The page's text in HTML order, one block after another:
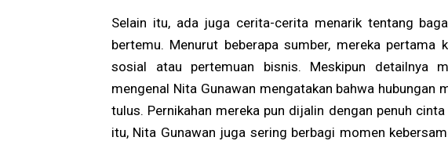
Selain itu, ada juga cerita-cerita menarik tentang
bertemu. Menurut beberapa sumber, mereka pertama
sosial atau pertemuan bisnis. Meskipun detailnya
mengenal Nita Gunawan mengatakan bahwa hubungan
tulus. Pernikahan mereka pun dijalin dengan penuh
itu, Nita Gunawan juga sering berbagi momen